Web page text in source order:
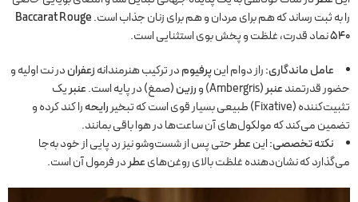
را به ثبت رساند که هم برای مردان و هم برای زنان جذاب است.Baccarat Rouge
540نماد قدرت، غلظت و پخش بوی استثنایی است.
عامل ماندگاری:راز دوام اینپرفیومدر ترکیب هنرمندانهزعفراندر نت اولیه و
حضور قدرتمندعنبر(Ambergris) و رزین(صمغ) در پایه است.عنبریک
تثبیت‌کننده (Fixative) طبیعی بسیار قوی است که تبخیر
رایحهرا کند کرده و
تضمین می‌کند که مولکول‌های آن ساعت‌ها در هوا باقی بمانند.
نکته تخصصی:اینعطرحتی پس از شست‌وشو نیز رد پایی از خود به‌جا
می‌گذارد که نشان‌دهنده غلظت بالای روغن‌هایعطردر فرمول آن است.